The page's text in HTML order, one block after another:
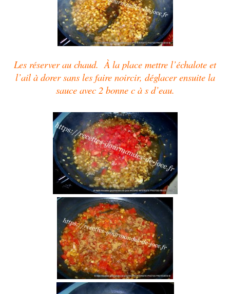
Les réserver au chaud. À la place mettre l’échalote et
l’ail à dorer sans les faire noircir, déglacer ensuite la
sauce avec 2 bonne c à s d’eau.